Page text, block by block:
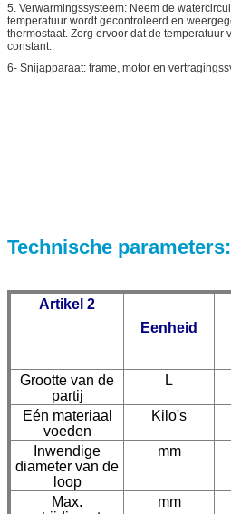
5. Verwarmingssysteem: Neem de
temperatuur wordt gecontroleerd en
thermostaat. Zorg ervoor dat de temperatuur
constant.
6- Snijapparaat: frame, motor en
Technische parameters:
Artikel 2
Eenheid
Grootte van de
partij
L
Eén materiaal
voeden
Kilo's
Inwendige
diameter van de
loop
mm
Max.
mm